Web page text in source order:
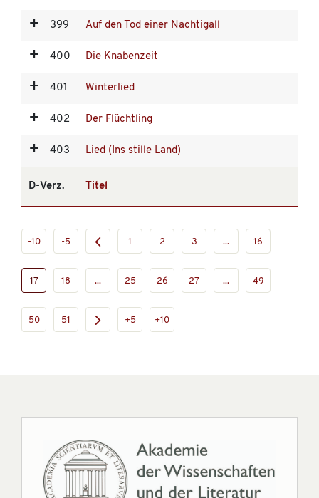
399 Auf den Tod einer Nachtigall
400 Die Knabenzeit
401 Winterlied
402 Der Flüchtling
403 Lied (Ins stille Land)
D-Verz. Titel
-10 -5 1 2 3 ... 16
17 18 ... 25 26 27 ... 49
50 51 +5 +10